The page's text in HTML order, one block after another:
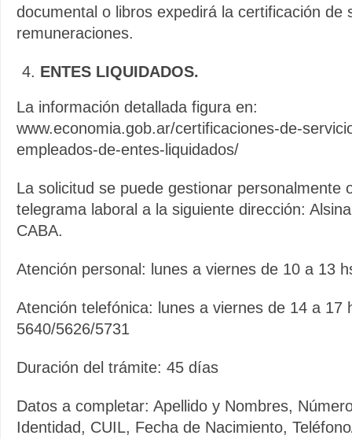
documental o libros expedirá la certificación de
remuneraciones.
ENTES LIQUIDADOS.
La información detallada figura en:
www.economia.gob.ar/certificaciones-de-
empleados-de-entes-liquidados/
La solicitud se puede gestionar personalmente
telegrama laboral a la siguiente dirección:
CABA.
Atención personal: lunes a viernes de 10 a 13
Atención telefónica: lunes a viernes de 14 a 17
5640/5626/5731
Duración del trámite: 45 días
Datos a completar: Apellido y Nombres,
Identidad, CUIL, Fecha de Nacimiento,